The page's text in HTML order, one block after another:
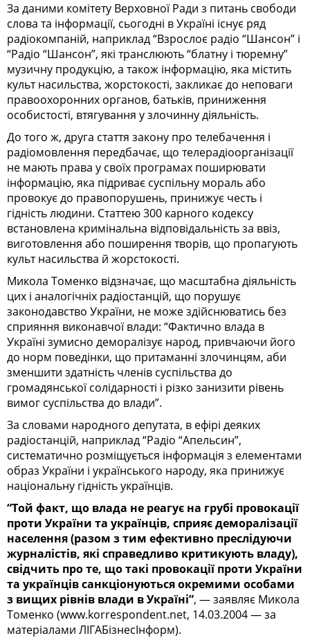
За даними комітету Верховної Ради з питань свободи
слова та інформації, сьогодні в Україні існує ряд
радіокомпаній, наприклад “Взрослоє радіо “Шансон” і
“Радіо “Шансон”, які транслюють “блатну і тюремну”
музичну продукцію, а також інформацію, яка містить
культ насильства, жорстокості, закликає до неповаги
правоохоронних органов, батьків, приниження
особистості, втягування у злочинну діяльність.
До того ж, друга стаття закону про телебачення і
радіомовлення передбачає, що телерадіоорганізації
не мають права у своїх програмах поширювати
інформацію, яка підриває суспільну мораль або
провокує до правопорушень, принижує честь і
гідність людини. Статтею 300 карного кодексу
встановлена кримінальна відповідальність за ввіз,
виготовлення або поширення творів, що пропагують
культ насильства й жорстокості.
Микола Томенко відзначає, що масштабна діяльність
цих і аналогічніх радіостанцій, що порушує
законодавство України, не може здійснюватись без
сприяння виконавчої влади: “Фактично влада в
Україні зумисно деморалізує народ, привчаючи його
до норм поведінки, що притаманні злочинцям, аби
зменшити здатність членів суспільства до
громадянської солідарності і різко занизити рівень
вимог суспільства до влади”.
За словами народного депутата, в ефірі деяких
радіостанцій, наприклад “Радіо “Апельсин”,
систематично розміщується інформація з елементами
образ України і українського народу, яка принижує
національну гідність українців.
“Той факт, що влада не реагує на грубі провокації
проти України та українців, сприяє деморалізації
населення (разом з тим ефективно преслідуючи
журналістів, які справедливо критикують владу),
свідчить про те, що такі провокації проти України
та українців санкціонуються окремими особами
з вищих рівнів влади в Україні”, — заявляє Микола
Томенко (www.korrespondent.net, 14.03.2004 — за
матеріалами ЛIГАБiзнесIнформ).